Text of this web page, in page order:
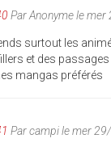
ParAnonymele mer
surtout les
et des
mangas préférés
Parcampile mer